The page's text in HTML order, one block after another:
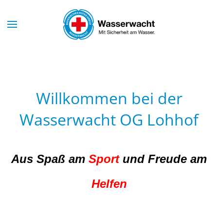
Skip to main content
Willkommen bei der
Wasserwacht OG Lohhof
Aus Spaß am Sportund Freude am
Helfen